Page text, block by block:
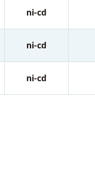
ni-cd
ni-cd
ni-cd